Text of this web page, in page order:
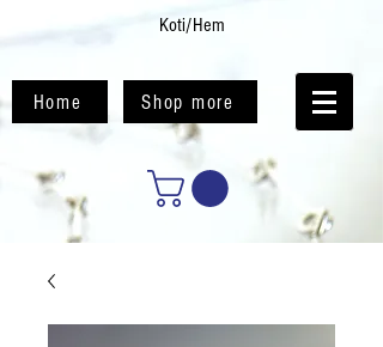
Koti/Hem
Home Shop more